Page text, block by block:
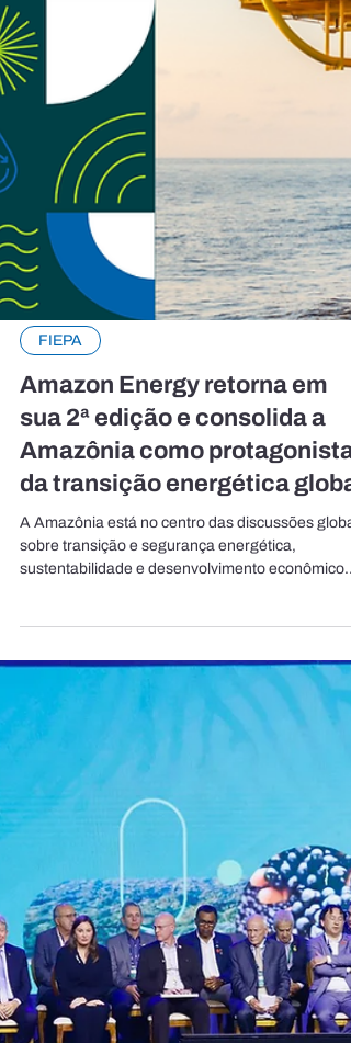
FIEPA
Amazon Energy retorna em
sua 2ª edição e consolida a
Amazônia como protagonista
A Amazônia está no centro das discussões
sustentabilidade e desenvolvimento econômico.
Com um papel estratégico na oferta de recursos
naturais, no potencial para energias renováveis e
na construção de soluções para uma economia
baixo carbono, a região se consolida cada vez
como protagonista dos debates sobre o futuro da
energia no Brasil e no mundo. É nesse contexto